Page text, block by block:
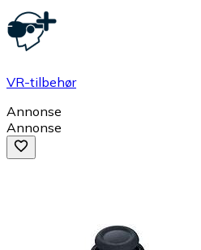
VR-tilbehør
Annonse
Annonse